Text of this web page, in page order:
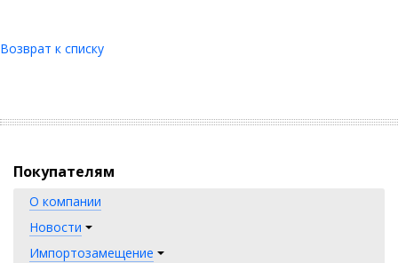
Возврат к списку
Покупателям
О компании
Новости
Импортозамещение